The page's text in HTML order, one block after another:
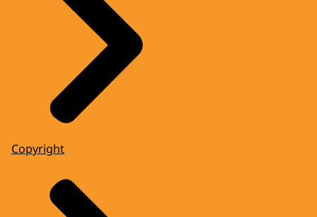
Copyright